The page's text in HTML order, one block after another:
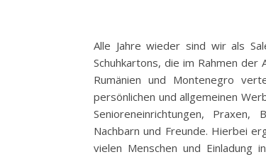
Alle Jahre wieder sind wir als
Schuhkartons, die im Rahmen der
Rumänien und Montenegro
persönlichen und allgemeinen
Senioreneinrichtungen, Praxen,
Nachbarn und Freunde. Hierbei
vielen Menschen und